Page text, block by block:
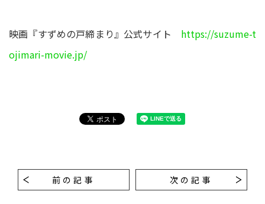
映画『すずめの戸締まり』公式サイト https://suzume-t
ojimari-movie.jp/
前の記事 次の記事